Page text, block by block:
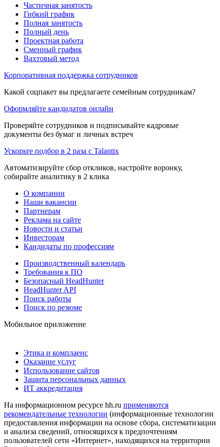
Частичная занятость
Гибкий график
Полная занятость
Полный день
Проектная работа
Сменный график
Вахтовый метод
Корпоративная поддержка сотрудников
Какой соцпакет вы предлагаете семейным сотрудникам?
Оформляйте кандидатов онлайн
Проверяйте сотрудников и подписывайте кадровые
документы без бумаг и личных встреч
Ускорьте подбор в 2 раза с Talantix
Автоматизируйте сбор откликов, настройте воронку,
собирайте аналитику в 2 клика
О компании
Наши вакансии
Партнерам
Реклама на сайте
Новости и статьи
Инвесторам
Кандидаты по профессиям
Производственный календарь
Требования к ПО
Безопасный HeadHunter
HeadHunter API
Поиск работы
Поиск по резюме
Мобильное приложение
Этика и комплаенс
Оказание услуг
Использование сайтов
Защита персональных данных
ИТ аккредитация
На информационном ресурсе hh.ru применяются
рекомендательные технологии (информационные технологии
предоставления информации на основе сбора, систематизации
и анализа сведений, относящихся к предпочтениям
пользователей сети «Интернет», находящихся на территории